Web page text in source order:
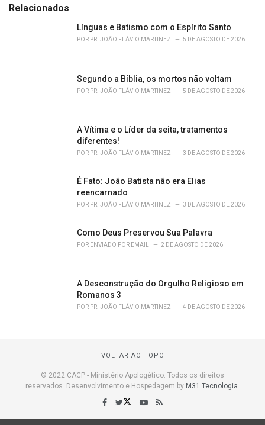
e
Relacionados
Línguas e Batismo com o Espírito Santo
POR PR. JOÃO FLÁVIO MARTINEZ 5 DE AGOSTO DE 2026
Segundo a Bíblia, os mortos não voltam
POR PR. JOÃO FLÁVIO MARTINEZ 5 DE AGOSTO DE 2026
A Vítima e o Líder da seita, tratamentos
diferentes!
POR PR. JOÃO FLÁVIO MARTINEZ 3 DE AGOSTO DE 2026
É Fato: João Batista não era Elias
reencarnado
POR PR. JOÃO FLÁVIO MARTINEZ 3 DE AGOSTO DE 2026
Como Deus Preservou Sua Palavra
POR ENVIADO POR EMAIL 2 DE AGOSTO DE 2026
A Desconstrução do Orgulho Religioso em
Romanos 3
POR PR. JOÃO FLÁVIO MARTINEZ 4 DE AGOSTO DE 2026
VOLTAR AO TOPO
© 2022 CACP - Ministério Apologético. Todos os direitos
reservados. Desenvolvimento e Hospedagem by M31 Tecnologia.